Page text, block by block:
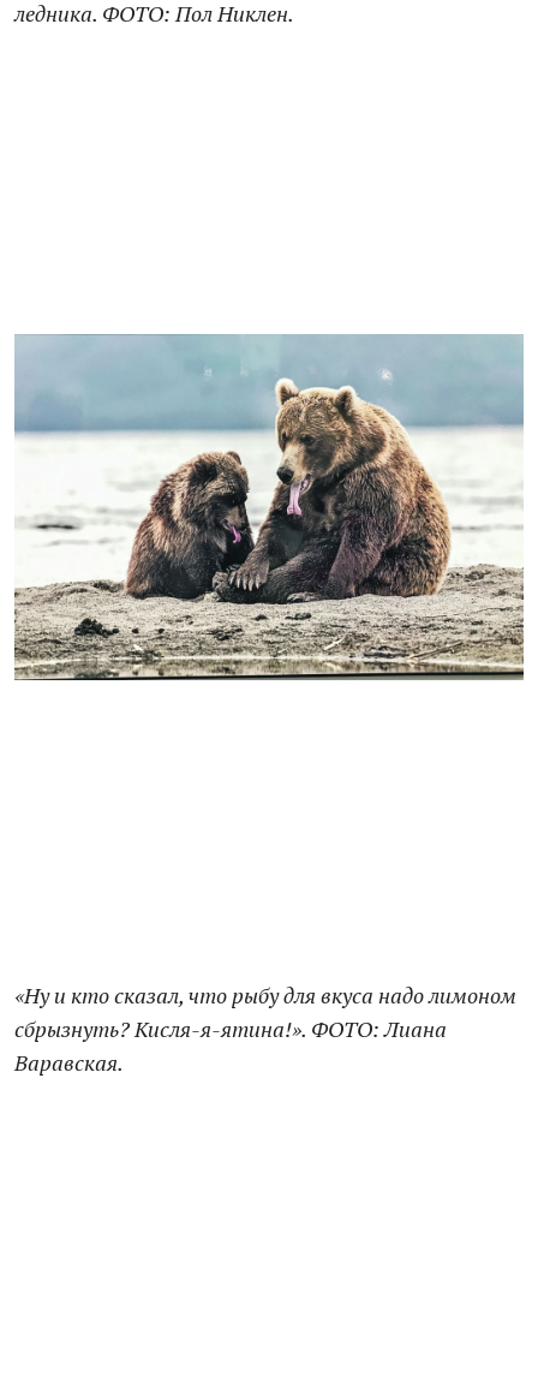
ледника. ФОТО: Пол Никлен.
«Ну и кто сказал, что рыбу для вкуса надо лимоном
сбрызнуть? Кисля-я-ятина!». ФОТО: Лиана
Варавская.